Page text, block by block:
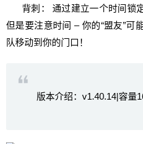
背刺： 通过建立一个时间锁定
但是要注意时间 – 你的“盟友”可
队移动到你的门口！
版本介绍：v1.40.14|容量